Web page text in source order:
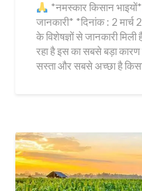
*नमस्कार किसान भाइयों*
जानकारी* *दिनांक : 2 मार्च
के विशेषज्ञों से जानकारी
रहा है इस का सबसे बड़ा
सस्ता और सबसे अच्छा है